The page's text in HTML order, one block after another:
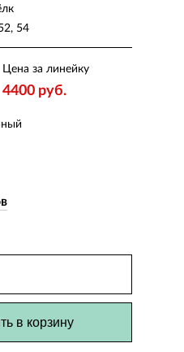
54
Цена за линейку
4400 руб.
в корзину